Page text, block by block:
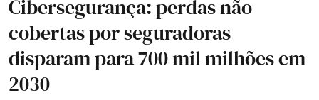
Cibersegurança: perdas não
cobertas por seguradoras
disparam para 700 mil milhões em
2030